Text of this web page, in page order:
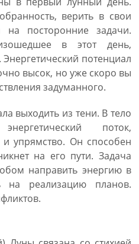
верить в свои
посторонние задачи.
в этот день,
потенциал
высок, но уже скоро вы
задуманного.
выходить из тени. В тело
поток,
упрямство. Он способен
на его пути. Задача
направить энергию в
на реализацию планов.